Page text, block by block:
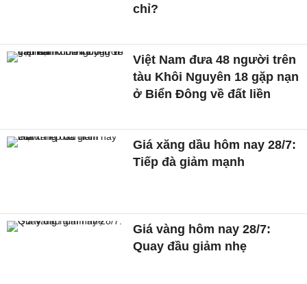
chỉ?
Việt Nam đưa 48 người trên
tàu Khôi Nguyên 18 gặp nạn
ở Biển Đông về đất liền
Giá xăng dầu hôm nay 28/7:
Tiếp đà giảm mạnh
Giá vàng hôm nay 28/7:
Quay đầu giảm nhẹ